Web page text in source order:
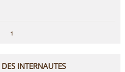
1
INTERNAUTES